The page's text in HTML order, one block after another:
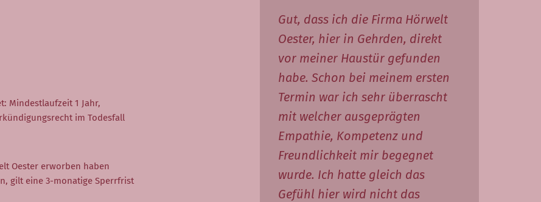
Mindestlaufzeit 1 Jahr,
im Todesfall
Oester erworben haben
gilt eine 3-monatige Sperrfrist
Gut, dass ich die Firma Hörwelt
Oester, hier in Gehrden, direkt
vor meiner Haustür gefunden
habe. Schon bei meinem ersten
Termin war ich sehr überrascht
mit welcher ausgeprägten
Empathie, Kompetenz und
Freundlichkeit mir begegnet
wurde. Ich hatte gleich das
Gefühl hier wird nicht das